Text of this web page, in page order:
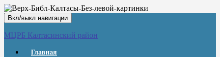
Вкл/выкл навигации
МЦРБ Калтасинский район
Главная